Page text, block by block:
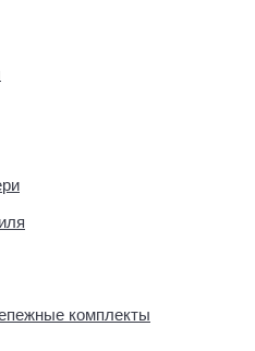
комплекты